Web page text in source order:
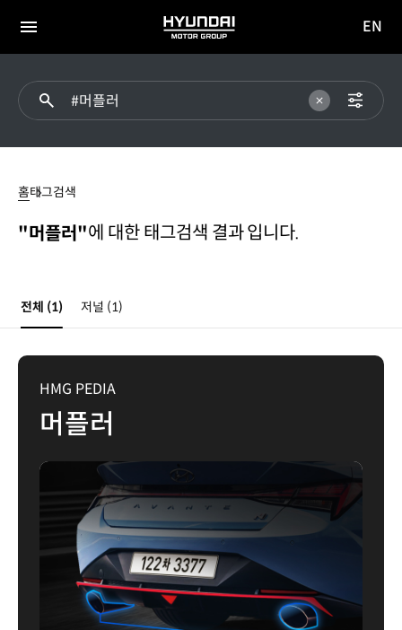
전체
HYUNDAI
MOTOR
이동
EN
홈태그검색
"머플러"에 대한 태그검색 결과 입니다.
전체 (1) 저널 (1)
HMG PEDIA
머플러